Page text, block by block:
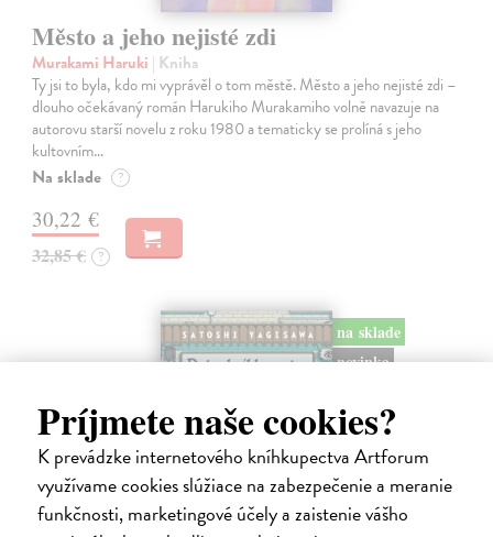
Príjmete naše cookies?
K prevádzke internetového kníhkupectva Artforum
využívame cookies slúžiace na zabezpečenie a meranie
funkčnosti, marketingové účely a zaistenie vášho
Město a jeho nejisté zdi
Murakami Haruki | Kniha
Ty jsi to byla, kdo mi vyprávěl o tom městě. Město a jeho nejisté zdi –
dlouho očekávaný román Harukiho Murakamiho volně navazuje na
autorovu starší novelu z roku 1980 a tematicky se prolíná s jeho
kultovním…
Na sklade ?
30,22 €
32,85 € ?
na sklade
novinka